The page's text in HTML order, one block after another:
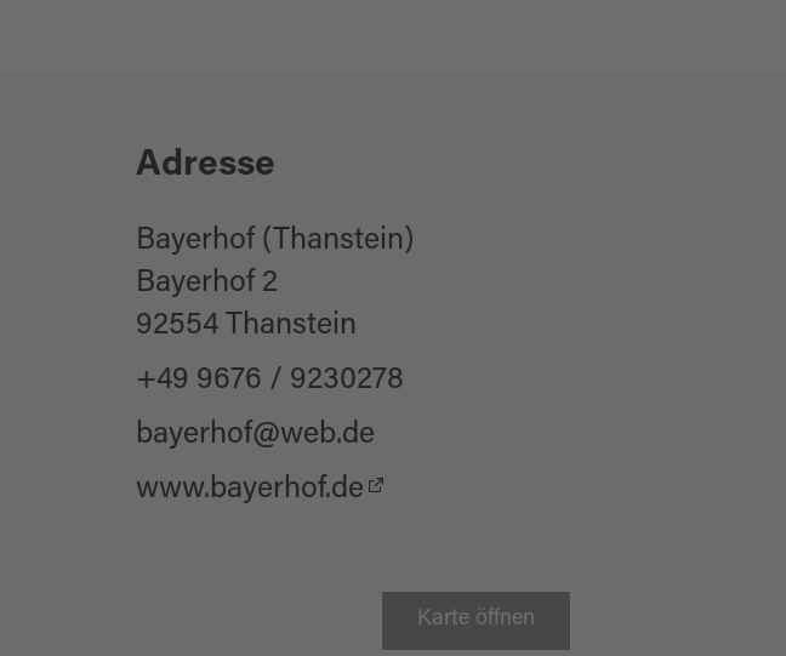
Adresse
Bayerhof (Thanstein)
Bayerhof 2
92554 Thanstein
+49 9676 / 9230278
bayerhof@web.de
www.bayerhof.de
Karte öffnen